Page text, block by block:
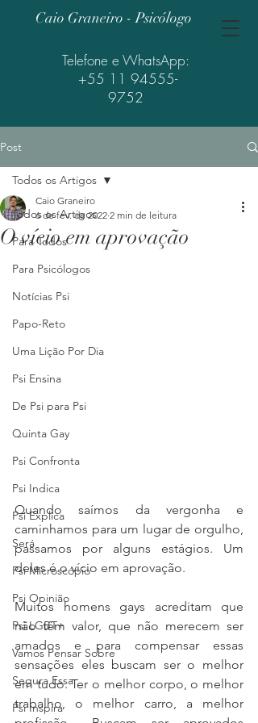
Caio Graneiro - Psicólogo
Telefone e WhatsApp:
+55 11 94555-
9752
Post
Todos os Artigos
Para Todos
Para Psicólogos
Notícias Psi
Papo-Reto
Uma Lição Por Dia
Psi Ensina
De Psi para Psi
Quinta Gay
Psi Confronta
Psi Indica
Psi Explica
Será
Psi Microscópio
Psi Opinião
Psi LGBT+
Vamos Pensar Sobre
Segura Essa
Psi Inspira
Todos os Artigos
O vício em aprovação
Caio Graneiro
6 de fev. de 2022 2 min de leitura
Quando saímos da vergonha e
caminhamos para um lugar de orgulho,
passamos por alguns estágios. Um
deles é o vício em aprovação.
Muitos homens gays acreditam que
não têm valor, que não merecem ser
amados e para compensar essas
sensações eles buscam ser o melhor
em tudo. Ter o melhor corpo, o melhor
trabalho, o melhor carro, a melhor